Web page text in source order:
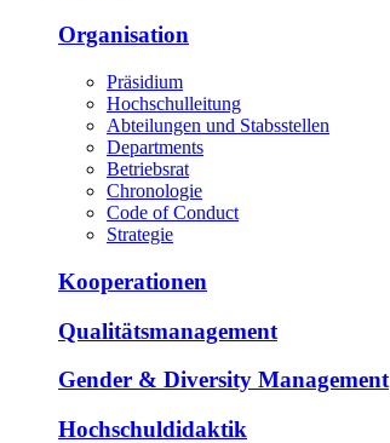
Organisation
Präsidium
Hochschulleitung
Abteilungen und Stabsstellen
Departments
Betriebsrat
Chronologie
Code of Conduct
Strategie
Kooperationen
Qualitätsmanagement
Gender & Diversity Management
Hochschuldidaktik